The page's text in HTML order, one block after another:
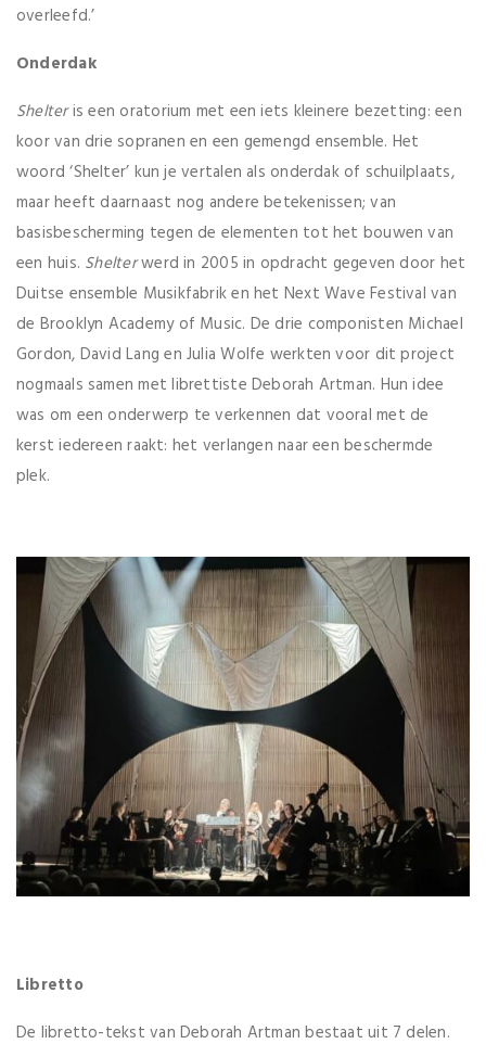
overleefd.’
Onderdak
Shelteris een oratorium met een iets kleinere bezetting: een
koor van drie sopranen en een gemengd ensemble. Het
woord ‘Shelter’ kun je vertalen als onderdak of schuilplaats,
maar heeft daarnaast nog andere betekenissen; van
basisbescherming tegen de elementen tot het bouwen van
een huis. Shelterwerd in 2005 in opdracht gegeven door het
Duitse ensemble Musikfabrik en het Next Wave Festival van
de Brooklyn Academy of Music. De drie componisten Michael
Gordon, David Lang en Julia Wolfe werkten voor dit project
nogmaals samen met librettiste Deborah Artman. Hun idee
was om een onderwerp te verkennen dat vooral met de
kerst iedereen raakt: het verlangen naar een beschermde
plek.
Libretto
De libretto-tekst van Deborah Artman bestaat uit 7 delen.